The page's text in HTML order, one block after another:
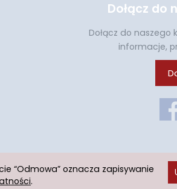
Dołącz do
Dołącz do naszego
informacje,
“Odmowa” oznacza zapisywanie
.